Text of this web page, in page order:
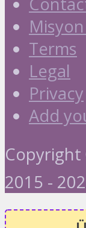
Terms
Legal
Privacy
Add
2015 -